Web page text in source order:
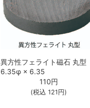
異方性フェライト磁石 丸型
6.35φ × 6.35
110円
(税込 121円)